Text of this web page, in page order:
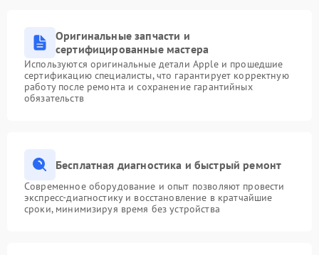
Оригинальные запчасти и
сертифицированные мастера
Используются оригинальные детали Apple и прошедшие
сертификацию специалисты, что гарантирует корректную
работу после ремонта и сохранение гарантийных
обязательств
Бесплатная диагностика и быстрый ремонт
Современное оборудование и опыт позволяют провести
экспресс-диагностику и восстановление в кратчайшие
сроки, минимизируя время без устройства